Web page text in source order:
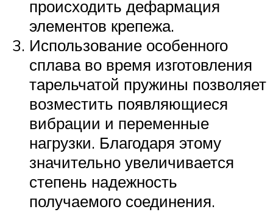
происходить дефармация
элементов крепежа.
Использование особенного
сплава во время изготовления
тарельчатой пружины позволяет
возместить появляющиеся
вибрации и переменные
нагрузки. Благодаря этому
значительно увеличивается
степень надежность
получаемого соединения.